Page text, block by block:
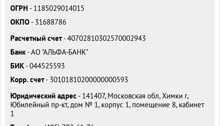
ОГРН - 1185029014015
ОКПО- 31688786
Расчетный счет- 40702810302570002943
Банк- АО "АЛЬФА-БАНК"
БИК- 044525593
Корр. счет- 30101810200000000593
Юридический адрес - 141407, Московская обл, Химки г,
Юбилейный пр-кт, дом № 1, корпус 1, помещение 8, кабинет
1